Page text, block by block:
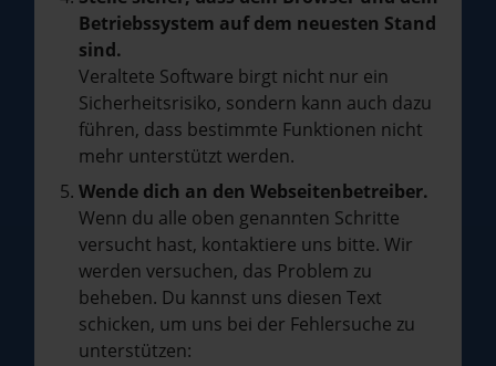
Betriebssystem auf dem neuesten Stand
sind.
Veraltete Software birgt nicht nur ein
Sicherheitsrisiko, sondern kann auch dazu
führen, dass bestimmte Funktionen nicht
mehr unterstützt werden.
Wende dich an den Webseitenbetreiber.
Wenn du alle oben genannten Schritte
versucht hast, kontaktiere uns bitte. Wir
werden versuchen, das Problem zu
beheben. Du kannst uns diesen Text
schicken, um uns bei der Fehlersuche zu
unterstützen: